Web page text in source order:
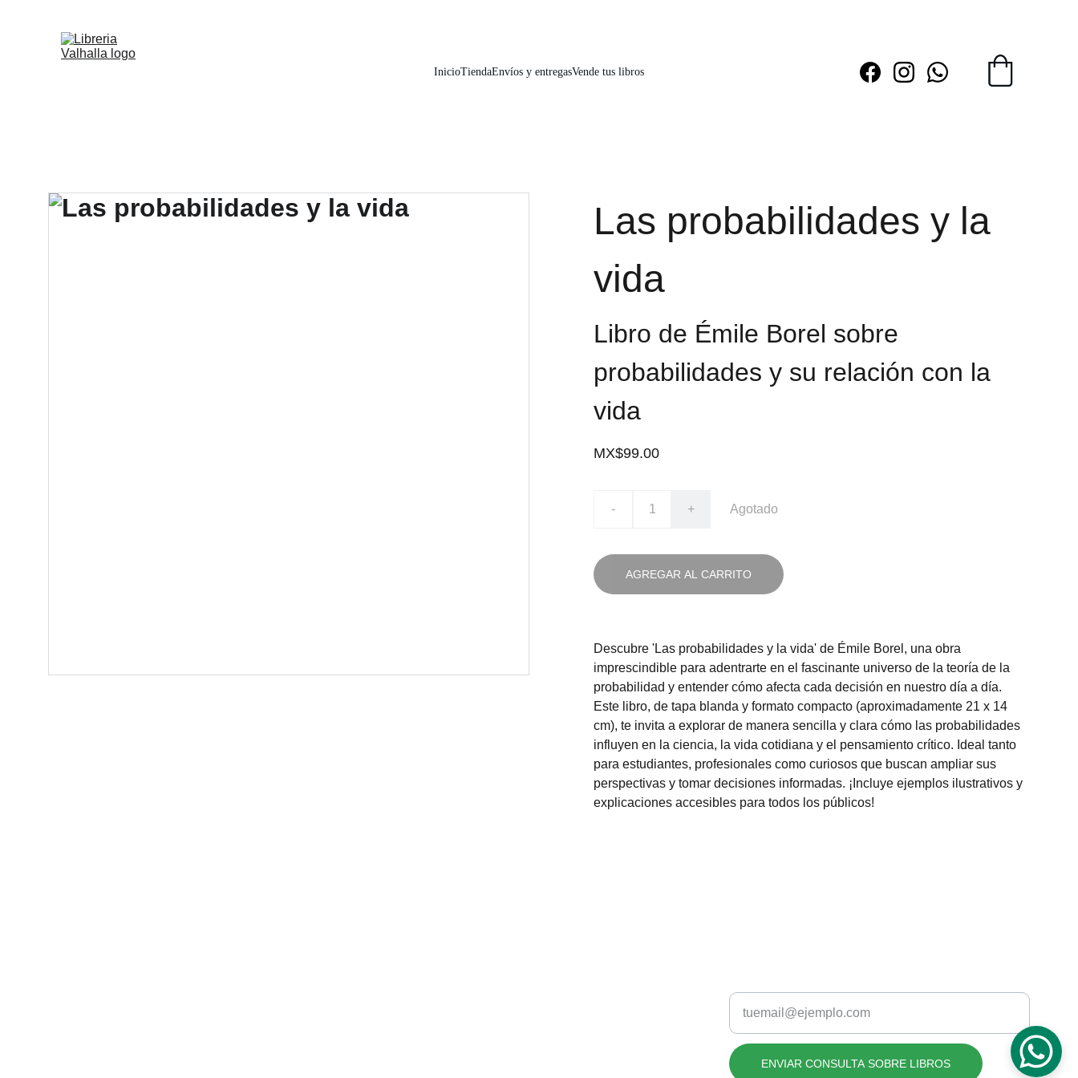
InicioTiendaEnvíos y entregasVende tus libros
Las probabilidades y la
vida
Libro de Émile Borel sobre
probabilidades y su relación con la
vida
MX$99.00
- + Agotado
AGREGAR AL CARRITO
Descubre 'Las probabilidades y la vida' de Émile Borel, una obra
imprescindible para adentrarte en el fascinante universo de la teoría de la
probabilidad y entender cómo afecta cada decisión en nuestro día a día.
Este libro, de tapa blanda y formato compacto (aproximadamente 21 x 14
cm), te invita a explorar de manera sencilla y clara cómo las probabilidades
influyen en la ciencia, la vida cotidiana y el pensamiento crítico. Ideal tanto
para estudiantes, profesionales como curiosos que buscan ampliar sus
perspectivas y tomar decisiones informadas. ¡Incluye ejemplos ilustrativos y
explicaciones accesibles para todos los públicos!
ENVIAR CONSULTA SOBRE LIBROS